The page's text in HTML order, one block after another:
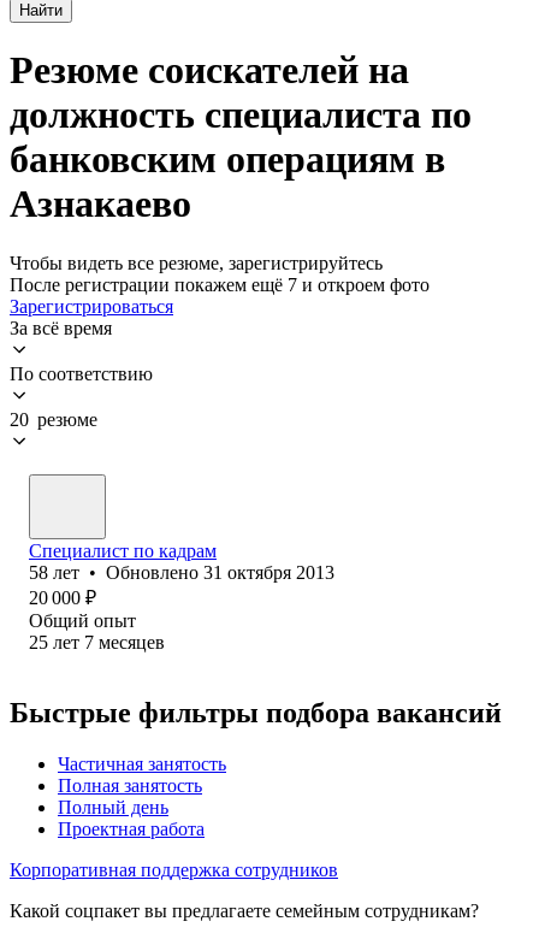
Найти
Резюме соискателей на
должность специалиста по
банковским операциям в
Азнакаево
Чтобы видеть все резюме, зарегистрируйтесь
После регистрации покажем ещё 7 и откроем фото
Зарегистрироваться
За всё время
По соответствию
20 резюме
Специалист по кадрам
58 лет • Обновлено 31 октября 2013
20 000 ₽
Общий опыт
25 лет 7 месяцев
Быстрые фильтры подбора вакансий
Частичная занятость
Полная занятость
Полный день
Проектная работа
Корпоративная поддержка сотрудников
Какой соцпакет вы предлагаете семейным сотрудникам?